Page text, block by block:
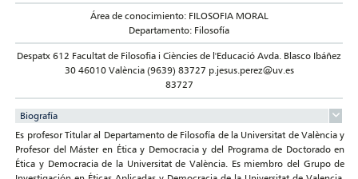
Área de conocimiento: FILOSOFIA MORAL
Departamento: Filosofía
Despatx 612 Facultat de Filosofia i Ciències de l'Educació Avda. Blasco Ibáñez
30 46010 València (9639) 83727 p.jesus.perez@uv.es
83727
Biografía
Es profesor Titular al Departamento de Filosofía de la Universitat de València y
Profesor del Máster en Ética y Democracia y del Programa de Doctorado en
Ética y Democracia de la Universitat de València. Es miembro del Grupo de